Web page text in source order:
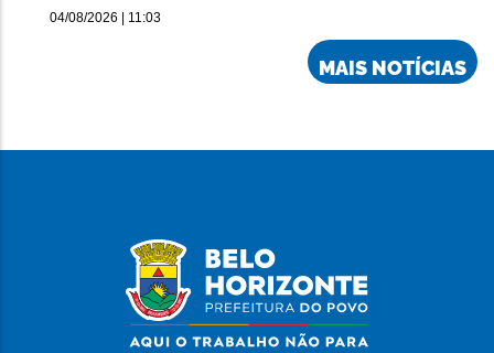
04/08/2026 | 11:03
MAIS NOTÍCIAS